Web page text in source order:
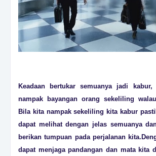
Keadaan bertukar semuanya jadi
nampak bayangan orang sekeliling
Bila kita nampak sekeliling kita kabur
dapat melihat dengan jelas semuanya
berikan tumpuan pada perjalanan
dapat menjaga pandangan dan mata kita